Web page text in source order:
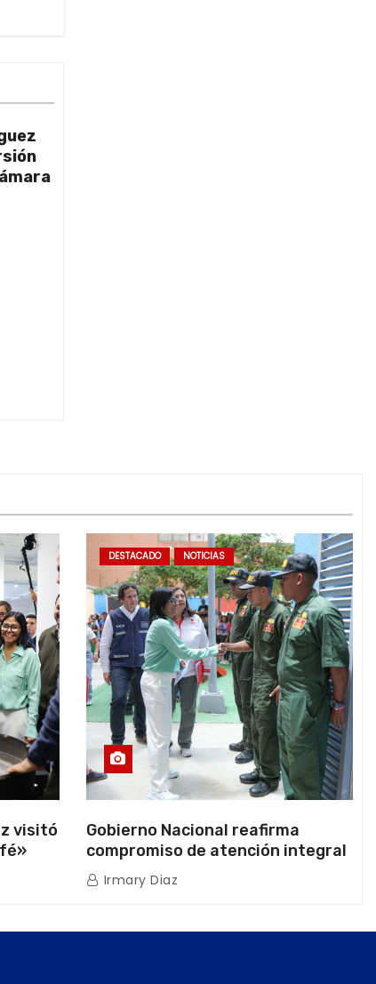
visitó
DESTACADO NOTICIAS
Gobierno Nacional reafirma
compromiso de atención integral
a la población venezolana tras
doblete sísmico
Irmary Diaz